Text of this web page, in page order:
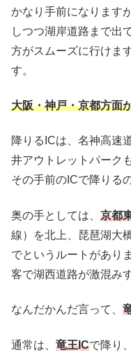
かなり手前になりますが
しつつ湖岸道路まで出
方がスムーズに行けま
す。
大阪・神戸・京都方面
降りるICは、名神高速
井アウトレットパーク
その手前のICで降りる
奥の手としては、 京都
線）を北上、琵琶湖大
でというルートがあり
客で湖西道路が激混み
なんだかんだ言って、
通常は、 竜王ICで降り